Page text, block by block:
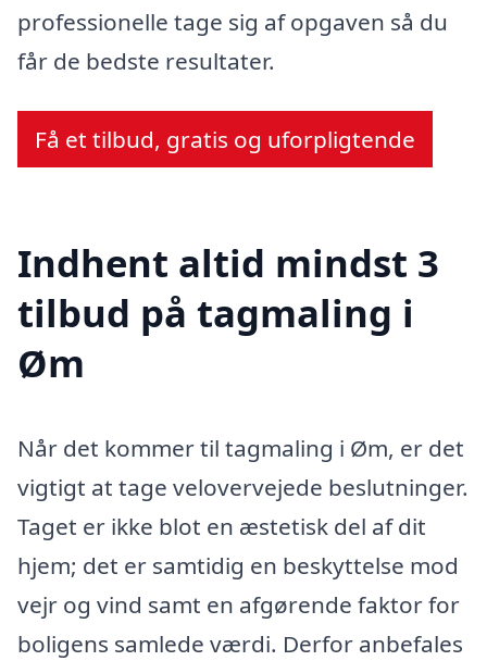
professionelle tage sig af opgaven så du
får de bedste resultater.
Få et tilbud, gratis og uforpligtende
Indhent altid mindst 3
tilbud på tagmaling i
Øm
Når det kommer til tagmaling i Øm, er det
vigtigt at tage velovervejede beslutninger.
Taget er ikke blot en æstetisk del af dit
hjem; det er samtidig en beskyttelse mod
vejr og vind samt en afgørende faktor for
boligens samlede værdi. Derfor anbefales